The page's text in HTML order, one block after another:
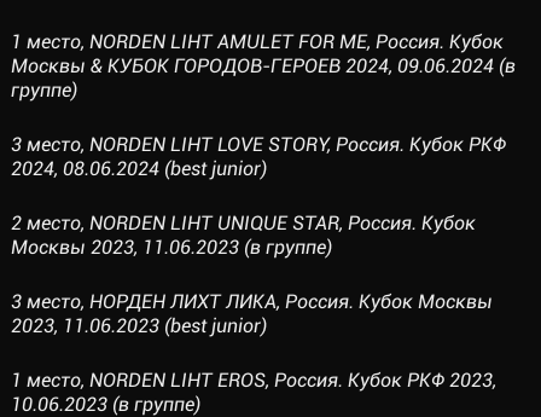
1 место, NORDEN LIHT AMULET FOR ME, Россия. Кубок
Москвы & КУБОК ГОРОДОВ-ГЕРОЕВ 2024, 09.06.2024 (в
группе)
3 место, NORDEN LIHT LOVE STORY, Россия. Кубок РКФ
2024, 08.06.2024 (best junior)
2 место, NORDEN LIHT UNIQUE STAR, Россия. Кубок
Москвы 2023, 11.06.2023 (в группе)
3 место, НОРДЕН ЛИХТ ЛИКА, Россия. Кубок Москвы
2023, 11.06.2023 (best junior)
1 место, NORDEN LIHT EROS, Россия. Кубок РКФ 2023,
10.06.2023 (в группе)